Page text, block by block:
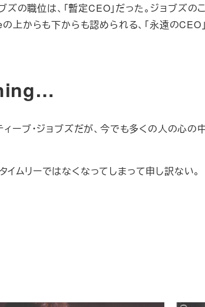
の職位は、「暫定CEO」だった。ジョブズ
からも下からも認められる、「永遠のCEO
ーブ・ジョブズだが、今でも多くの人の心
ムリーではなくなってしまって申し訳ない。